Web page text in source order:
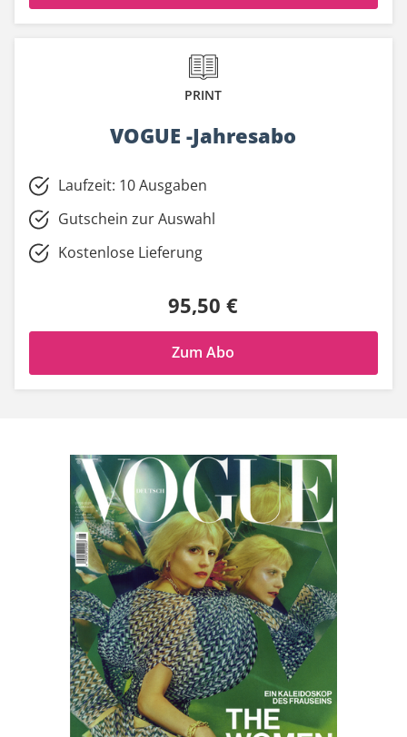
PRINT
VOGUE -Jahresabo
Laufzeit: 10 Ausgaben
Gutschein zur Auswahl
Kostenlose Lieferung
95,50 €
Zum Abo